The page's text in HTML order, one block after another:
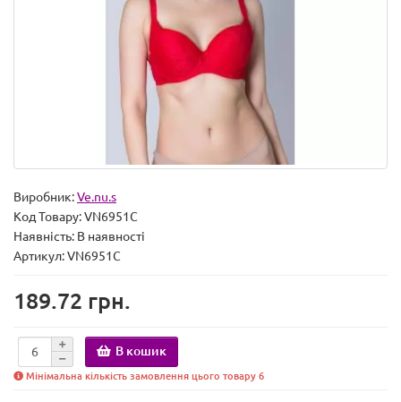
Виробник:Ve.nu.s
Код Товару:VN6951C
Наявність: В наявності
Артикул: VN6951C
189.72 грн.
В кошик
Мінімальна кількість замовлення цього товару 6